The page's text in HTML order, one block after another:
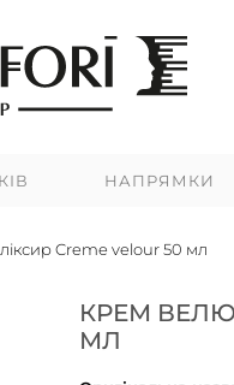
НАПРЯМКИ
Creme velour 50 мл
КРЕМ
МЛ